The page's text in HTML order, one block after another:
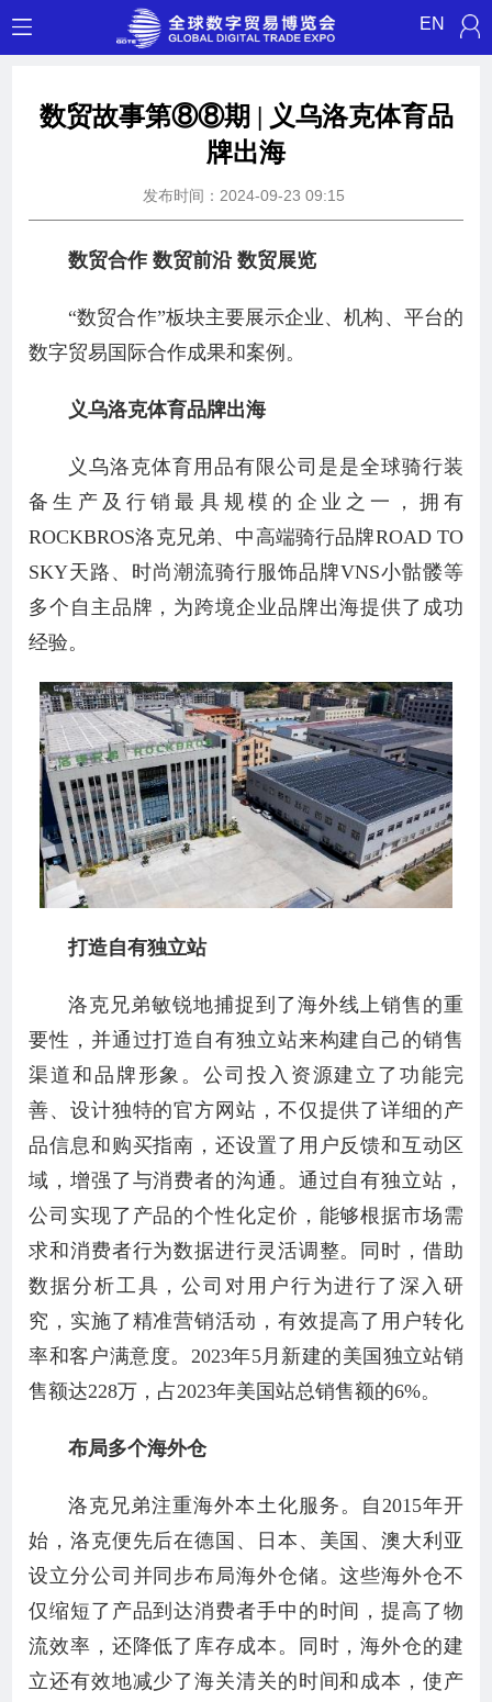
EN
数贸故事第⑧⑧期 | 义乌洛克体育品
牌出海
发布时间：2024-09-23 09:15
数贸合作 数贸前沿 数贸展览
“数贸合作”板块主要展示企业、机构、平台的
数字贸易国际合作成果和案例。
义乌洛克体育品牌出海
义乌洛克体育用品有限公司是是全球骑行装
备生产及行销最具规模的企业之一，拥有
ROCKBROS洛克兄弟、中高端骑行品牌ROAD TO
SKY天路、时尚潮流骑行服饰品牌VNS小骷髅等
多个自主品牌，为跨境企业品牌出海提供了成功
经验。
打造自有独立站
洛克兄弟敏锐地捕捉到了海外线上销售的重
要性，并通过打造自有独立站来构建自己的销售
渠道和品牌形象。公司投入资源建立了功能完
善、设计独特的官方网站，不仅提供了详细的产
品信息和购买指南，还设置了用户反馈和互动区
域，增强了与消费者的沟通。通过自有独立站，
公司实现了产品的个性化定价，能够根据市场需
求和消费者行为数据进行灵活调整。同时，借助
数据分析工具，公司对用户行为进行了深入研
究，实施了精准营销活动，有效提高了用户转化
率和客户满意度。2023年5月新建的美国独立站销
售额达228万，占2023年美国站总销售额的6%。
布局多个海外仓
洛克兄弟注重海外本土化服务。自2015年开
始，洛克便先后在德国、日本、美国、澳大利亚
设立分公司并同步布局海外仓储。这些海外仓不
仅缩短了产品到达消费者手中的时间，提高了物
流效率，还降低了库存成本。同时，海外仓的建
立还有效地减少了海关清关的时间和成本，使产